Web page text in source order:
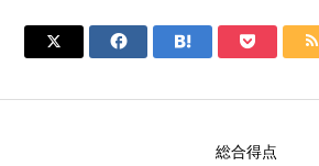
    
総合得点